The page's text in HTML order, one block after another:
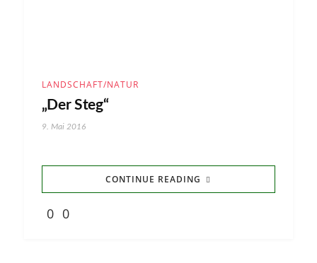
LANDSCHAFT/NATUR
„Der Steg“
9. Mai 2016
CONTINUE READING
0 0